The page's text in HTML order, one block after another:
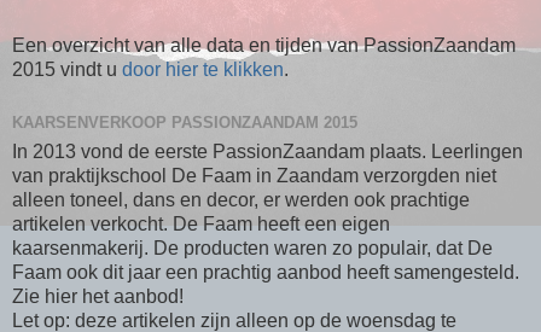
Een overzicht van alle data en tijden van PassionZaandam
2015 vindt u door hier te klikken.
KAARSENVERKOOP PASSIONZAANDAM 2015
In 2013 vond de eerste PassionZaandam plaats. Leerlingen
van praktijkschool De Faam in Zaandam verzorgden niet
alleen toneel, dans en decor, er werden ook prachtige
artikelen verkocht. De Faam heeft een eigen
kaarsenmakerij. De producten waren zo populair, dat De
Faam ook dit jaar een prachtig aanbod heeft samengesteld.
Zie hier het aanbod!
Let op: deze artikelen zijn alleen op de woensdag te